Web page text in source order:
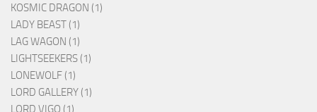
KOSMIC DRAGON (1)
LADY BEAST (1)
LAG WAGON (1)
LIGHTSEEKERS (1)
LONEWOLF (1)
LORD GALLERY (1)
LORD VIGO (1)